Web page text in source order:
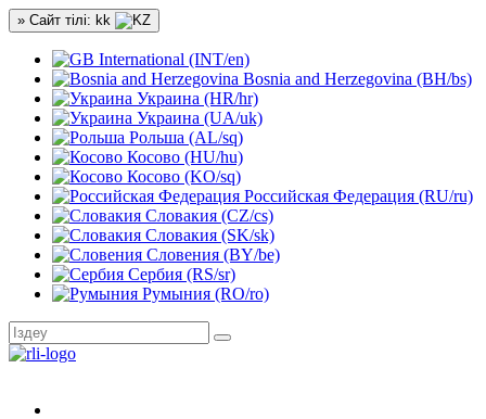
» Сайт тілі: kk
International (INT/en)
Bosnia and Herzegovina (BH/bs)
Украина (HR/hr)
Украина (UA/uk)
Рольша (AL/sq)
Косово (HU/hu)
Косово (KO/sq)
Российская Федерация (RU/ru)
Словакия (CZ/cs)
Словакия (SK/sk)
Словения (BY/be)
Сербия (RS/sr)
Румыния (RO/ro)